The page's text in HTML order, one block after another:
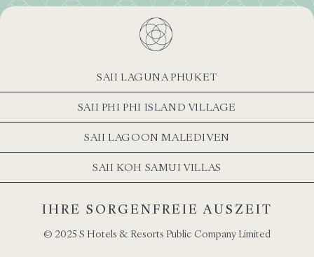
SAII LAGUNA PHUKET
SAII PHI PHI ISLAND VILLAGE
SAII LAGOON MALEDIVEN
SAII KOH SAMUI VILLAS
IHRE SORGENFREIE AUSZEIT
© 2025 S Hotels & Resorts Public Company Limited